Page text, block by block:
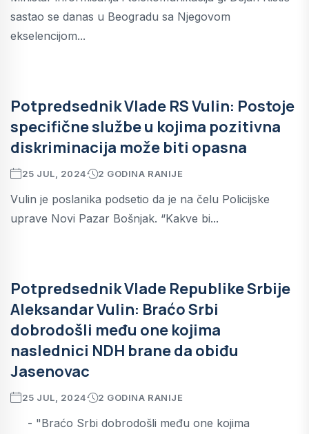
sastao se danas u Beogradu sa Njegovom
ekselencijom...
Potpredsednik Vlade RS Vulin: Postoje
specifične službe u kojima pozitivna
diskriminacija može biti opasna
25 JUL, 2024 2 GODINA RANIJE
Vulin je poslanika podsetio da je na čelu Policijske
uprave Novi Pazar Bošnjak. “Kakve bi...
Potpredsednik Vlade Republike Srbije
Aleksandar Vulin: Braćo Srbi
dobrodošli među one kojima
naslednici NDH brane da obiđu
Jasenovac
25 JUL, 2024 2 GODINA RANIJE
- "Braćo Srbi dobrodošli među one kojima